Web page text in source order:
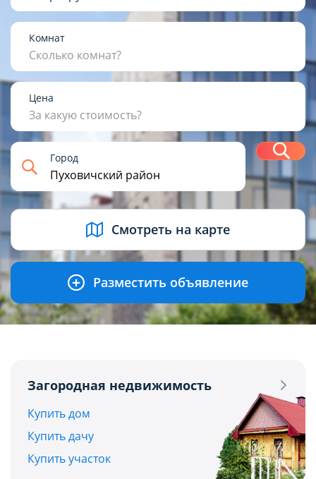
Комнат
Сколько комнат?
Цена
За какую стоимость?
USD BYN EUR RUB
Город
Смотреть на карте
Разместить объявление
Загородная недвижимость
Купить дом
Купить дачу
Купить участок